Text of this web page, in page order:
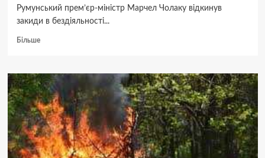
Румунський прем’єр-міністр Марчел Чолаку відкинув
закиди в бездіяльності...
БільшеДокладніше
не
зобовʼязана
збивати
російські
дрони
на
своїй
території